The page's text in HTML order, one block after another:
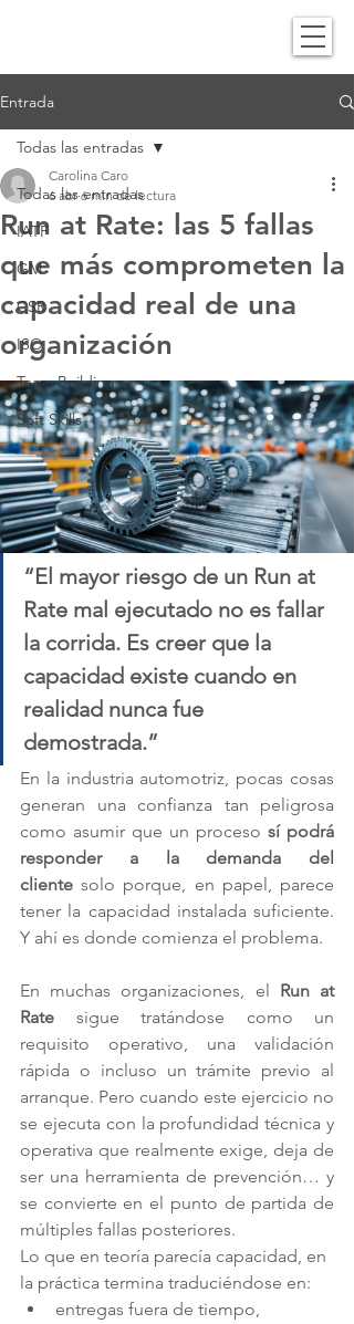
Entrada
Todas las entradas
IATF
GM
CSR
ISO
Team Building
Soft Skills
Todas las entradas
Run at Rate: las 5 fallas
que más comprometen la
capacidad real de una
organización
Carolina Caro
6 abr 6 min de lectura
“El mayor riesgo de un Run at
Rate mal ejecutado no es fallar
la corrida. Es creer que la
capacidad existe cuando en
realidad nunca fue
demostrada.”
En la industria automotriz, pocas cosas
generan una confianza tan peligrosa
como asumir que un proceso sí podrá
responder a la demanda del
cliente solo porque, en papel, parece
tener la capacidad instalada suficiente.
Y ahí es donde comienza el problema.
En muchas organizaciones, el Run at
Rate sigue tratándose como un
requisito operativo, una validación
rápida o incluso un trámite previo al
arranque. Pero cuando este ejercicio no
se ejecuta con la profundidad técnica y
operativa que realmente exige, deja de
ser una herramienta de prevención… y
se convierte en el punto de partida de
múltiples fallas posteriores.
Lo que en teoría parecía capacidad, en
la práctica termina traduciéndose en:
entregas fuera de tiempo,